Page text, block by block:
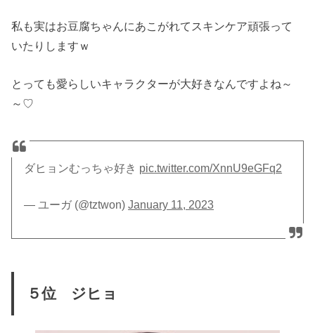
私も実はお豆腐ちゃんにあこがれてスキンケア頑張って
いたりしますｗ
とっても愛らしいキャラクターが大好きなんですよね～
～♡
ダヒョンむっちゃ好き pic.twitter.com/XnnU9eGFq2
— ユーガ (@tztwon)January 11, 2023
５位 ジヒョ